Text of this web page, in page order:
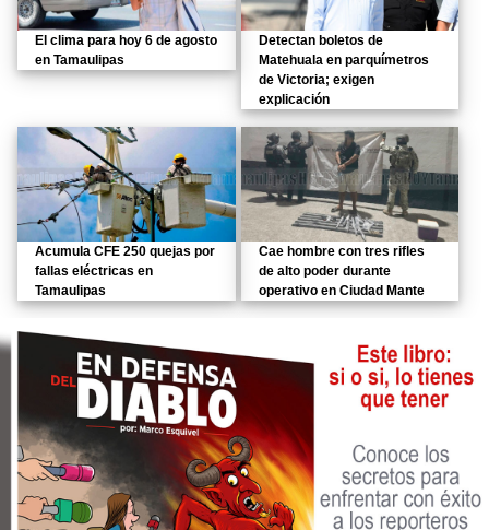
El clima para hoy 6 de agosto
en Tamaulipas
Detectan boletos de
Matehuala en parquímetros
de Victoria; exigen
explicación
Acumula CFE 250 quejas por
fallas eléctricas en
Tamaulipas
Cae hombre con tres rifles
de alto poder durante
operativo en Ciudad Mante